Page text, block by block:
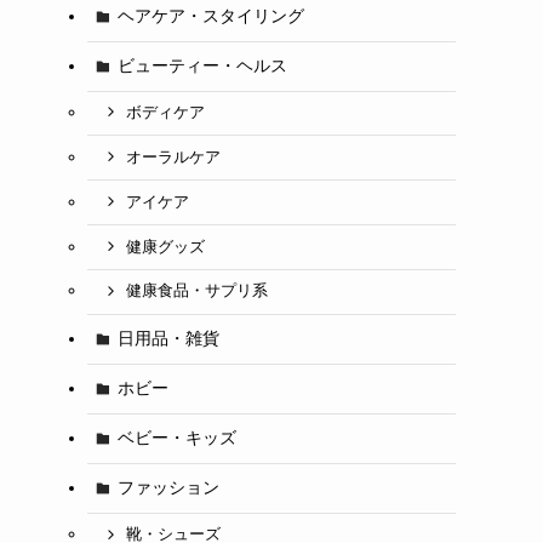
ヘアケア・スタイリング
ビューティー・ヘルス
ボディケア
オーラルケア
アイケア
健康グッズ
健康食品・サプリ系
日用品・雑貨
ホビー
ベビー・キッズ
ファッション
靴・シューズ